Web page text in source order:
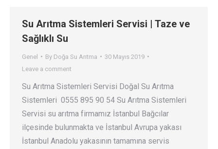
Su Arıtma Sistemleri Servisi | Taze ve
Sağlıklı Su
Genel By Doğa Su Arıtma
30 Mayıs 2019
Leave a comment
Su Arıtma Sistemleri Servisi Doğal Su Arıtma
Sistemleri 0555 895 90 54 Su Arıtma Sistemleri
Servisi su arıtma firmamız İstanbul Bağcılar
ilçesinde bulunmakta ve İstanbul Avrupa yakası
İstanbul Anadolu yakasının tamamına servis